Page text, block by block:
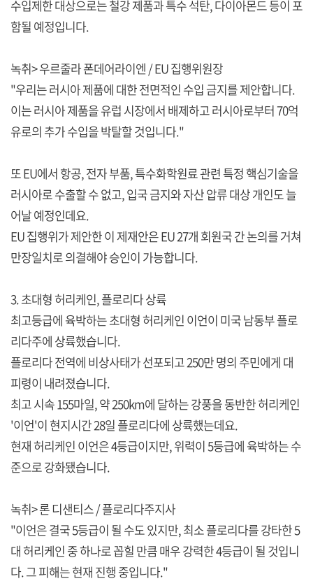
수입제한 대상으로는 철강 제품과 특수 석탄, 다이아몬드 등이 포
함될 예정입니다.
녹취> 우르줄라 폰데어라이엔 / EU 집행위원장
"우리는 러시아 제품에 대한 전면적인 수입 금지를 제안합니다.
이는 러시아 제품을 유럽 시장에서 배제하고 러시아로부터 70억
유로의 추가 수입을 박탈할 것입니다."
또 EU에서 항공, 전자 부품, 특수화학원료 관련 특정 핵심기술을
러시아로 수출할 수 없고, 입국 금지와 자산 압류 대상 개인도 늘
어날 예정인데요.
EU 집행위가 제안한 이 제재안은 EU 27개 회원국 간 논의를 거쳐
만장일치로 의결해야 승인이 가능합니다.
3. 초대형 허리케인, 플로리다 상륙
최고등급에 육박하는 초대형 허리케인 이언이 미국 남동부 플로
리다주에 상륙했습니다.
플로리다 전역에 비상사태가 선포되고 250만 명의 주민에게 대
피령이 내려졌습니다.
최고 시속 155마일, 약 250km에 달하는 강풍을 동반한 허리케인
'이언'이 현지시간 28일 플로리다에 상륙했는데요.
현재 허리케인 이언은 4등급이지만, 위력이 5등급에 육박하는 수
준으로 강화됐습니다.
녹취> 론 디샌티스 / 플로리다주지사
"이언은 결국 5등급이 될 수도 있지만, 최소 플로리다를 강타한 5
대 허리케인 중 하나로 꼽힐 만큼 매우 강력한 4등급이 될 것입니
다. 그 피해는 현재 진행 중입니다."